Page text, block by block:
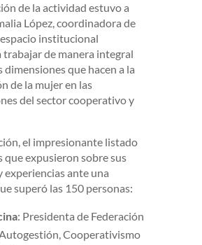
de la actividad estuvo a
López, coordinadora de
institucional
trabajar de manera integral
dimensiones que hacen a la
de la mujer en las
del sector cooperativo y
el impresionante listado
que expusieron sobre sus
experiencias ante una
superó las 150 personas:
: Presidenta de Federación
Cooperativismo